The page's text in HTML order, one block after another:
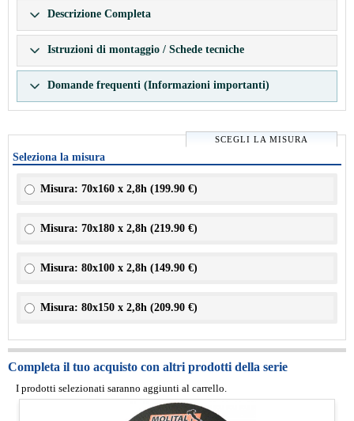
Descrizione Completa
Istruzioni di montaggio / Schede tecniche
Domande frequenti (Informazioni importanti)
SCEGLI LA MISURA
Seleziona la misura
Misura: 70x160 x 2,8h (199.90 €)
Misura: 70x180 x 2,8h (219.90 €)
Misura: 80x100 x 2,8h (149.90 €)
Misura: 80x150 x 2,8h (209.90 €)
Completa il tuo acquisto con altri prodotti della serie
I prodotti selezionati saranno aggiunti al carrello.